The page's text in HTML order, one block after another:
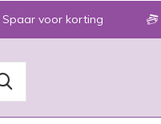
Spaar voor korting